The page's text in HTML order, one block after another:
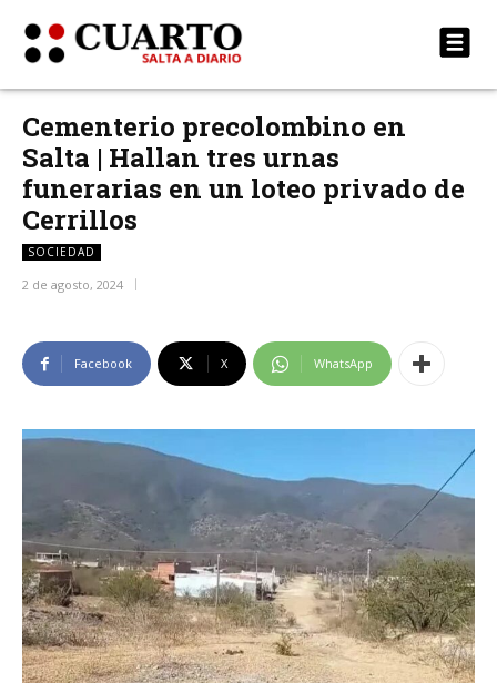
Cementerio precolombino en
Salta | Hallan tres urnas
funerarias en un loteo privado de
Cerrillos
SOCIEDAD
2 de agosto, 2024
Facebook X WhatsApp